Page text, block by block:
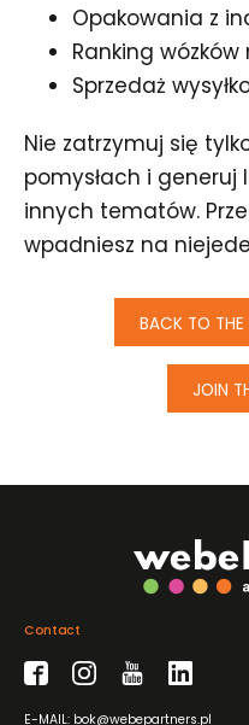
Opakowania z
Ranking
Sprzedaż
Nie zatrzymuj się
pomysłach i
innych tematów.
wpadniesz na
BACK TO THE
JOIN
Contact
E-MAIL: bok@webepartners.pl